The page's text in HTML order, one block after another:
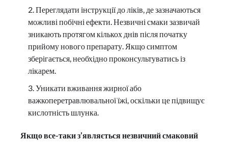
Переглядати інструкції до ліків, де зазначаються
можливі побічні ефекти. Незвичні смаки зазвичай
зникають протягом кількох днів після початку
прийому нового препарату. Якщо симптом
зберігається, необхідно проконсультуватись із
лікарем.
Уникати вживання жирної або
важкоперетравлювальної їжі, оскільки це підвищує
кислотність шлунка.
Якщо все-таки з’являється незвичний смаковий